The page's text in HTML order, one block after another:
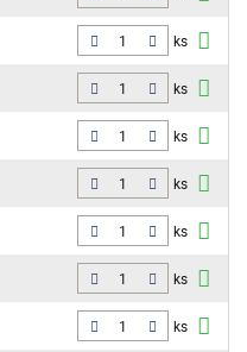
ks
ks
ks
ks
ks
ks
ks